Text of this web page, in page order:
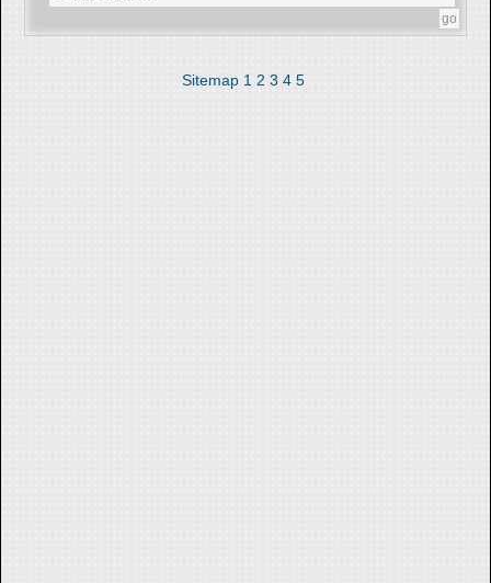
Sitemap 1 2 3 4 5